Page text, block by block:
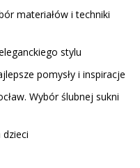
materiałów i techniki
stylu
pomysły i inspiracje
Wybór ślubnej sukni